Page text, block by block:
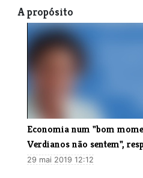
A propósito
Economia num "bom
Verdianos não sentem",
29 mai 2019 12:12